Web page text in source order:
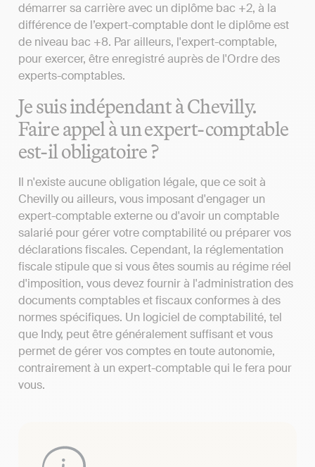
démarrer sa carrière avec un diplôme bac +2, à la
différence de l’expert-comptable dont le diplôme est
de niveau bac +8. Par ailleurs, l'expert-comptable,
pour exercer, être enregistré auprès de l'Ordre des
experts-comptables.
Je suis indépendant à Chevilly.
Faire appel à un expert-comptable
est-il obligatoire ?
Il n'existe aucune obligation légale, que ce soit à
Chevilly ou ailleurs, vous imposant d'engager un
expert-comptable externe ou d'avoir un comptable
salarié pour gérer votre comptabilité ou préparer vos
déclarations fiscales. Cependant, la réglementation
fiscale stipule que si vous êtes soumis au régime réel
d'imposition, vous devez fournir à l'administration des
documents comptables et fiscaux conformes à des
normes spécifiques. Un logiciel de comptabilité, tel
que Indy, peut être généralement suffisant et vous
permet de gérer vos comptes en toute autonomie,
contrairement à un expert-comptable qui le fera pour
vous.